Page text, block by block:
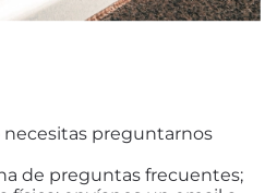
necesitas preguntarnos
de preguntas frecuentes;